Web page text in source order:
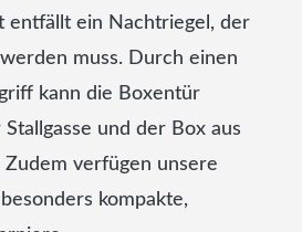
entfällt ein Nachtriegel, der
muss. Durch einen
kann die Boxentür
und der Box aus
verfügen unsere
kompakte,